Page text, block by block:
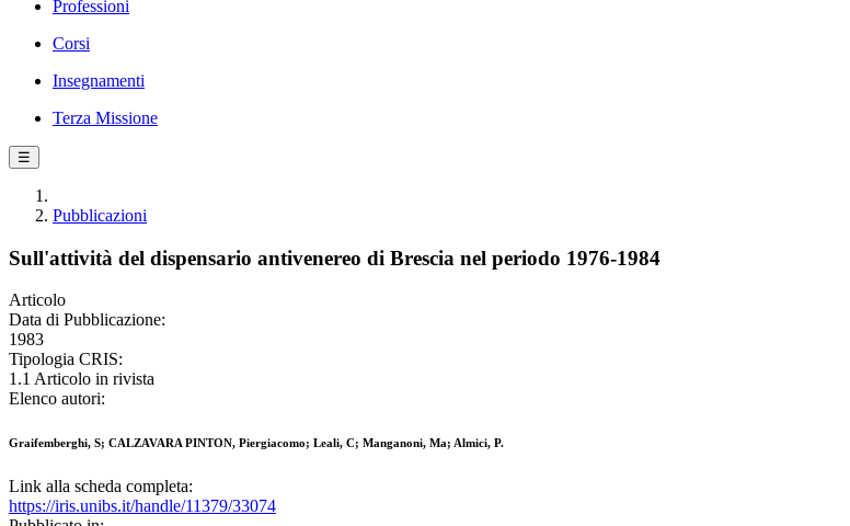
Professioni
Corsi
Insegnamenti
Terza Missione
☰
Pubblicazioni
Sull'attività del dispensario antivenereo di Brescia nel periodo 1976-1984
Articolo
Data di Pubblicazione:
1983
Tipologia CRIS:
1.1 Articolo in rivista
Elenco autori:
Graifemberghi, S; CALZAVARA PINTON, Piergiacomo; Leali, C; Manganoni, Ma; Almici, P.
Link alla scheda completa:
https://iris.unibs.it/handle/11379/33074